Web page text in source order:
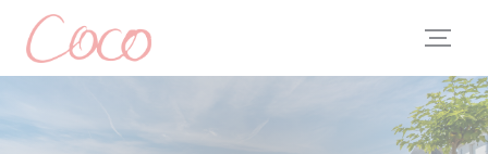
Personnalisation de vos choix en matière de cookies